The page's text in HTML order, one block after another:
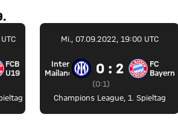
U19 gegen FC Bayern U19
Halbzeit
FCB
U19
Mi., 07.09.2022, 19:00 UTC
Inter Mailand
Inter
Mailand
0 zu 2
0 : 2
(Zwischenergebnis:
0 zu 1 nach Erste
0:1)
FC
Bayern
Champions League, 1. Spieltag